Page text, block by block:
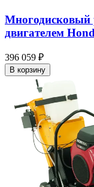
Многодисковый
двигателем
396 059 ₽
В корзину